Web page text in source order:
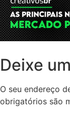
Deixe
O seu endereço
obrigatórios são